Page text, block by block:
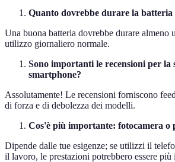
Quanto dovrebbe durare la batteria
Una buona batteria dovrebbe durare almeno
utilizzo giornaliero normale.
Sono importanti le recensioni per la
smartphone?
Assolutamente! Le recensioni forniscono
di forza e di debolezza dei modelli.
Cos'è più importante: fotocamera o
Dipende dalle tue esigenze; se utilizzi il
il lavoro, le prestazioni potrebbero essere più